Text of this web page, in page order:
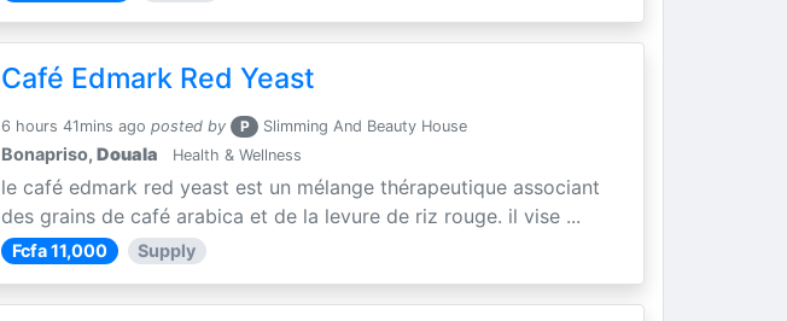
Café Edmark Red Yeast
6 hours 41mins ago posted by P Slimming And Beauty House
Bonapriso,Douala Health & Wellness
le café edmark red yeast est un mélange thérapeutique associant
des grains de café arabica et de la levure de riz rouge. il vise ...
Fcfa 11,000 Supply